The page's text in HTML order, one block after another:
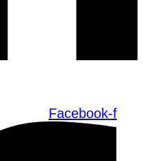
Facebook-f